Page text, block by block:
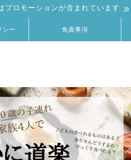
プロモーションが含まれています
シー 免責事項